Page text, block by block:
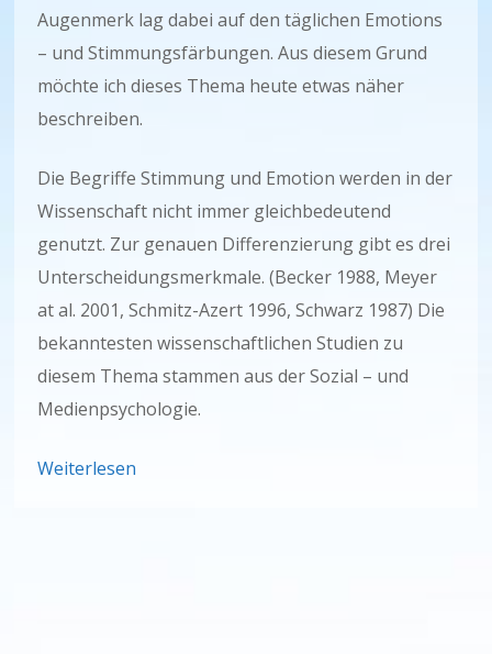
Augenmerk lag dabei auf den täglichen Emotions
– und Stimmungsfärbungen. Aus diesem Grund
möchte ich dieses Thema heute etwas näher
beschreiben.
Die Begriffe Stimmung und Emotion werden in der
Wissenschaft nicht immer gleichbedeutend
genutzt. Zur genauen Differenzierung gibt es drei
Unterscheidungsmerkmale. (Becker 1988, Meyer
at al. 2001, Schmitz-Azert 1996, Schwarz 1987) Die
bekanntesten wissenschaftlichen Studien zu
diesem Thema stammen aus der Sozial – und
Medienpsychologie.
Weiterlesen